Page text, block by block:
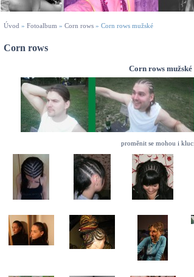
Úvod » Fotoalbum » Corn rows » Corn rows mužské
Corn rows
Corn rows mužské
proměnit se mohou i